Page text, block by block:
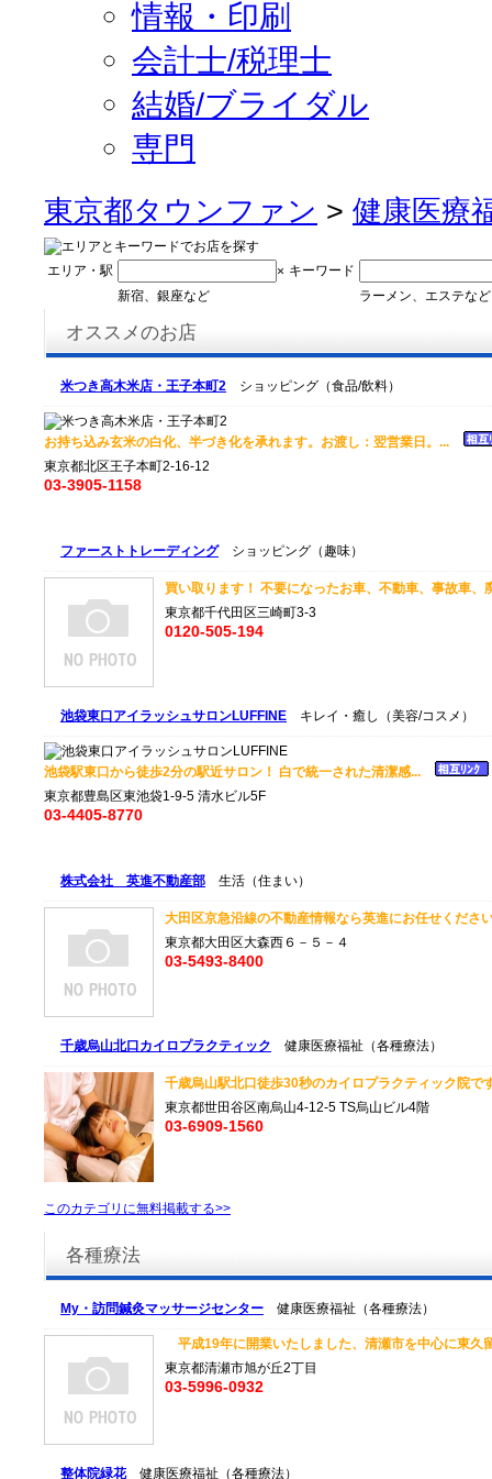
情報・印刷
会計士/税理士
結婚/ブライダル
専門
東京都タウンファン > 健康医療
エリア・駅 × キーワード
新宿、銀座など
ラーメン、エステなど
オススメのお店
米つき高木米店・王子本町2 ショッピング（食品/飲料）
お持ち込み玄米の白化、半づき化を承れます。お渡し：翌営業日。...
東京都北区王子本町2-16-12
03-3905-1158
ファーストトレーディングショッピング（趣味）
買い取ります！ 不要になったお車、不動車、事故車
東京都千代田区三崎町3-3
0120-505-194
池袋東口アイラッシュサロンLUFFINE キレイ・癒し（美容/コスメ）
池袋駅東口から徒歩2分の駅近サロン！ 白で統一された清潔感...
東京都豊島区東池袋1-9-5 清水ビル5F
03-4405-8770
株式会社 英進不動産部 生活（住まい）
大田区京急沿線の不動産情報なら英進にお任せくだ
東京都大田区大森西６－５－４
03-5493-8400
千歳烏山北口カイロプラクティック 健康医療福祉（各種療法）
千歳烏山駅北口徒歩30秒のカイロプラクティック院
東京都世田谷区南烏山4-12-5 TS烏山ビル4階
03-6909-1560
このカテゴリに無料掲載する>>
各種療法
My・訪問鍼灸マッサージセンター 健康医療福祉（各種療法）
平成19年に開業いたしました、清瀬市を中心に東久
東京都清瀬市旭が丘2丁目
03-5996-0932
整体院緑花健康医療福祉（各種療法）